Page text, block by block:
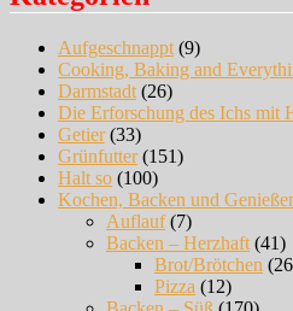
Aufgeschnappt (9)
Cooking, Baking and
Darmstadt (26)
Die Erforschung des Ichs mit
Getier(33)
Grünfutter(151)
Halt so (100)
Kochen, Backen und
Auflauf(7)
Backen – Herzhaft (41)
Brot/Brötchen
Pizza (12)